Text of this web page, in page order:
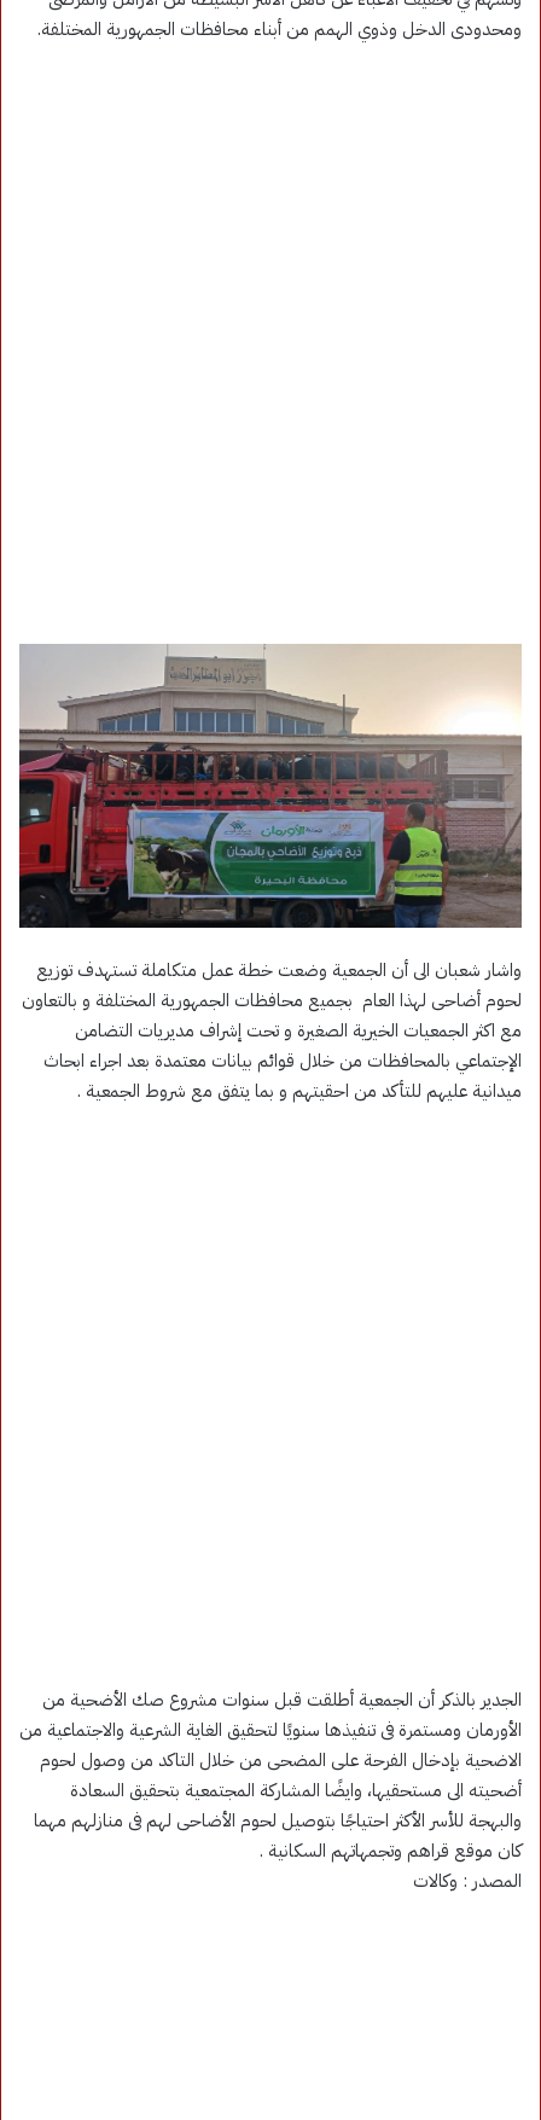
ومحدودى الدخل وذوي الهمم من أبناء محافظات الجمهورية المختلفة.
واشار شعبان الى أن الجمعية وضعت خطة عمل متكاملة تستهدف توزيع
لحوم أضاحى لهذا العام بجميع محافظات الجمهورية المختلفة و بالتعاون
مع اكثر الجمعيات الخيرية الصغيرة و تحت إشراف مديريات التضامن
الإجتماعي بالمحافظات من خلال قوائم بيانات معتمدة بعد اجراء ابحاث
ميدانية عليهم للتأكد من احقيتهم و بما يتفق مع شروط الجمعية .
الجدير بالذكر أن الجمعية أطلقت قبل سنوات مشروع صك الأضحية من
الأورمان ومستمرة فى تنفيذها سنويًا لتحقيق الغاية الشرعية والاجتماعية من
الاضحية بإدخال الفرحة على المضحى من خلال التاكد من وصول لحوم
أضحيته الى مستحقيها، وايضًا المشاركة المجتمعية بتحقيق السعادة
والبهجة للأسر الأكثر احتياجًا بتوصيل لحوم الأضاحى لهم فى منازلهم مهما
كان موقع قراهم وتجمهاتهم السكانية .
المصدر : وكالات